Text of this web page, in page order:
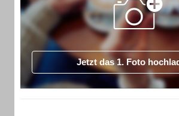
Jetzt das 1. Foto